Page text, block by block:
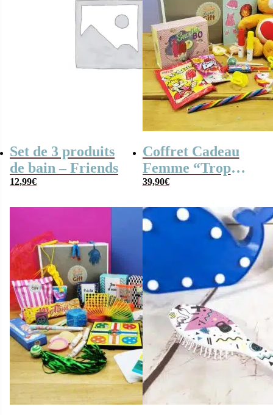
Set de 3 produits
de bain – Friends
12,99€
Coffret Cadeau
Femme “Trop
Mignon”
39,90€